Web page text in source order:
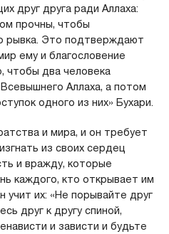
друг друга ради Аллаха:
прочны, чтобы
рывка. Это подтверждают
ему и благословение
чтобы два человека
Аллаха, а потом
одного из них» Бухари.
и мира, и он требует
из своих сердец
и вражду, которые
каждого, кто открывает им
учит их: «Не порывайте друг
друг к другу спиной,
и зависти и будьте